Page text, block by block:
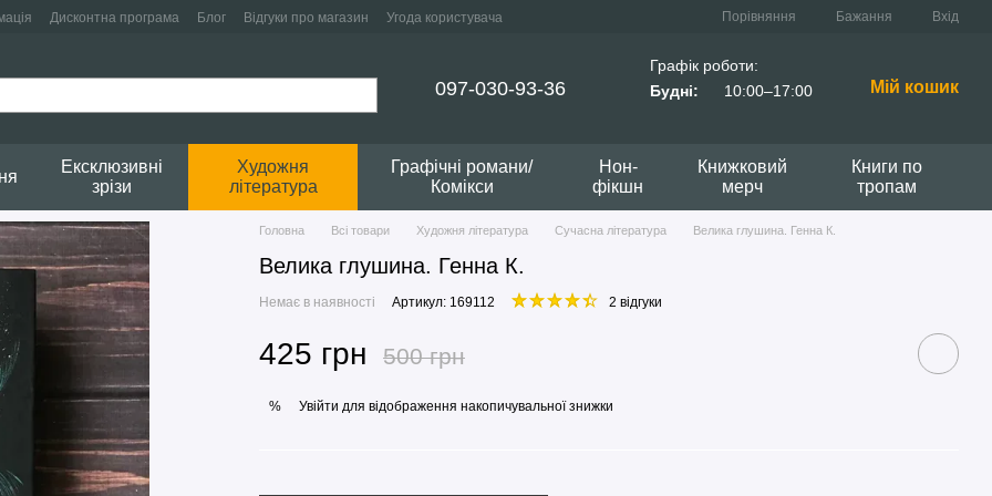
Дисконтна програма Блог Відгуки про магазин
Угода користувача
Порівняння Бажання Вхід
097-030-93-36
Графік роботи:
Будні:
10:00–17:00 Мій кошик
Ексклюзивні
зрізи
Художня
література
Графічні романи/
Комікси
Нон-
фікшн
Книжковий
мерч
Книги по
тропам
Головна Всі товари Художня література Сучасна література Велика глушина. Генна К.
Велика глушина. Генна К.
Немає в наявності Артикул: 169112 2 відгуки
425 грн 500 грн
% Увійти для відображення накопичувальної знижки